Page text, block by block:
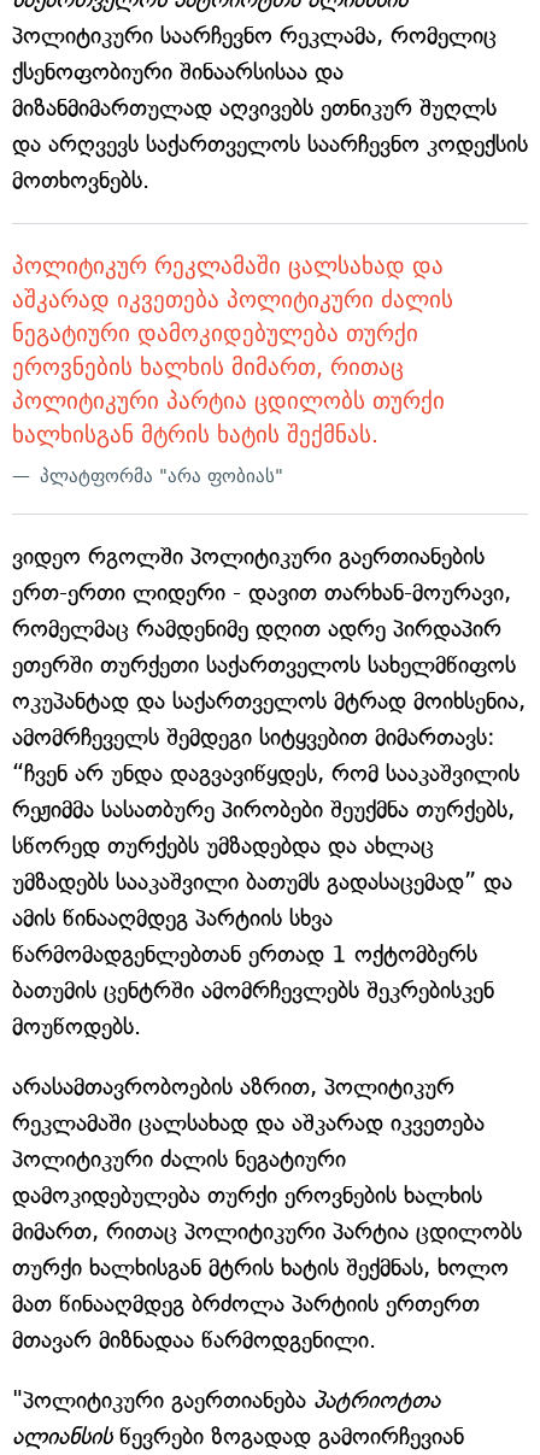
პოლიტიკური საარჩევნო რეკლამა, რომელიც
ქსენოფობიური შინაარსისაა და
მიზანმიმართულად აღვივებს ეთნიკურ შუღლს
და არღვევს საქართველოს საარჩევნო კოდექსის
მოთხოვნებს.
პოლიტიკურ რეკლამაში ცალსახად და
აშკარად იკვეთება პოლიტიკური ძალის
ნეგატიური დამოკიდებულება თურქი
ეროვნების ხალხის მიმართ, რითაც
პოლიტიკური პარტია ცდილობს თურქი
ხალხისგან მტრის ხატის შექმნას.
პლატფორმა "არა ფობიას"
ვიდეო რგოლში პოლიტიკური გაერთიანების
ერთ-ერთი ლიდერი - დავით თარხან-მოურავი,
რომელმაც რამდენიმე დღით ადრე პირდაპირ
ეთერში თურქეთი საქართველოს სახელმწიფოს
ოკუპანტად და საქართველოს მტრად მოიხსენია,
ამომრჩეველს შემდეგი სიტყვებით მიმართავს:
“ჩვენ არ უნდა დაგვავიწყდეს, რომ სააკაშვილის
რეჟიმმა სასათბურე პირობები შეუქმნა თურქებს,
სწორედ თურქებს უმზადებდა და ახლაც
უმზადებს სააკაშვილი ბათუმს გადასაცემად” და
ამის წინააღმდეგ პარტიის სხვა
წარმომადგენლებთან ერთად 1 ოქტომბერს
ბათუმის ცენტრში ამომრჩევლებს შეკრებისკენ
მოუწოდებს.
არასამთავრობოების აზრით, პოლიტიკურ
რეკლამაში ცალსახად და აშკარად იკვეთება
პოლიტიკური ძალის ნეგატიური
დამოკიდებულება თურქი ეროვნების ხალხის
მიმართ, რითაც პოლიტიკური პარტია ცდილობს
თურქი ხალხისგან მტრის ხატის შექმნას, ხოლო
მათ წინააღმდეგ ბრძოლა პარტიის ერთერთ
მთავარ მიზნადაა წარმოდგენილი.
"პოლიტიკური გაერთიანება პატრიოტთა
ალიანსისწევრები ზოგადად გამოირჩევიან